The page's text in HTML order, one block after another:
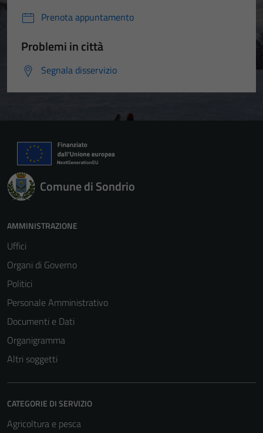
Prenota appuntamento
Problemi in città
Segnala disservizio
Comune di Sondrio
AMMINISTRAZIONE
Uffici
Organi di Governo
Politici
Personale Amministrativo
Documenti e Dati
Organigramma
Altri soggetti
CATEGORIE DI SERVIZIO
Agricoltura e pesca